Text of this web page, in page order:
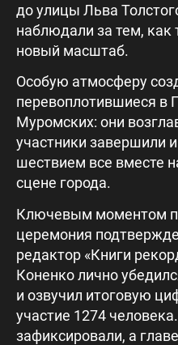
до улицы Льва
наблюдали за тем, как
новый масштаб.
Особую атмосферу
перевоплотившиеся в
Муромских: они
участники завершили
шествием все вместе
сцене города.
Ключевым моментом
церемония
редактор «Книги
Коненко лично
и озвучил итоговую
участие 1274
зафиксировали, а